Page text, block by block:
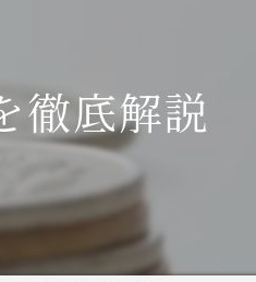
徹底解説